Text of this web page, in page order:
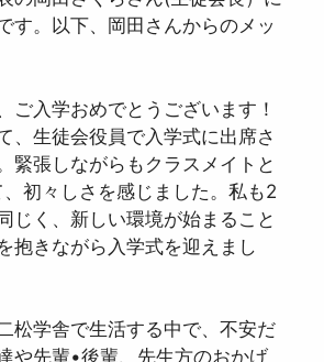
す。以下、岡田さんからのメッ
ご入学おめでとうございます！
、生徒会役員で入学式に出席さ
緊張しながらもクラスメイトと
初々しさを感じました。私も2
じく、新しい環境が始まること
抱きながら入学式を迎えまし
松学舎で生活する中で、不安だ
や先輩•後輩、先生方のおかげ